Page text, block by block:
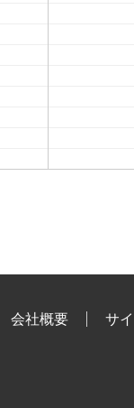
会社概要 サ